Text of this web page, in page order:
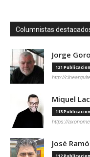
Columnistas
Jorge
121
http://
Miquel
113
https://
José